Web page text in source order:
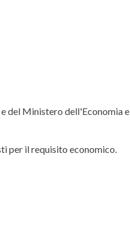
del Ministero dell'Economia e
per il requisito economico.